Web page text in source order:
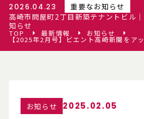
2026.04.23
重要なお知らせ
高崎市問屋町2丁目新築テナントビル
知らせ
TOP 最新情報 お知らせ
【2025年2月号】ビエント高崎新聞をア
お知らせ 2025.02.05